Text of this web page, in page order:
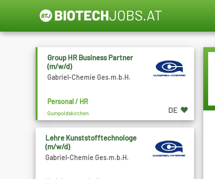
Group HR Business Partner
(m/w/d)
Gabriel-Chemie Ges.m.b.H.
Personal / HR
Gumpoldskirchen DE
Lehre Kunststofftechnologe
(m/w/d)
Gabriel-Chemie Ges.m.b.H.